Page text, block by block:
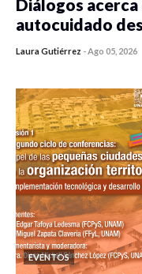
Diálogos
autocuidado
Laura Gutiérrez -Ago 05, 2026
EVENTOS